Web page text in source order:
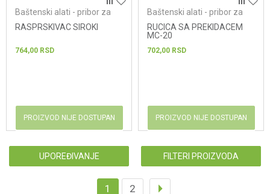
Baštenski alati - pribor za
RASPRSKIVAC SIROKI
764,00 RSD
PROIZVOD NIJE DOSTUPAN
Baštenski alati - pribor za
RUCICA SA PREKIDACEM
MC-20
702,00 RSD
PROIZVOD NIJE DOSTUPAN
UPOREĐIVANJE FILTERI PROIZVODA
1 2